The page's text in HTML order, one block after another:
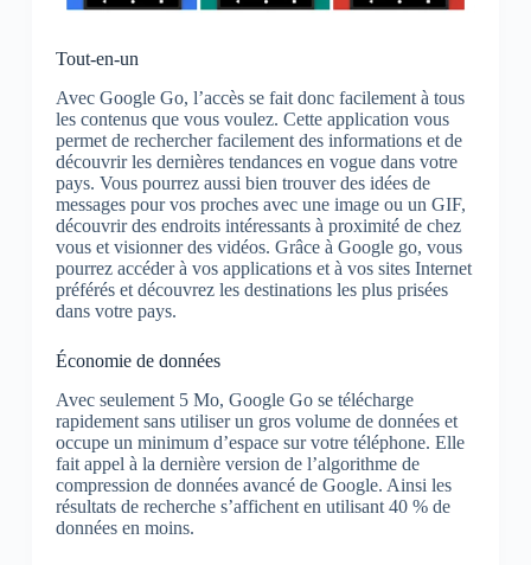
Tout-en-un
Avec Google Go, l’accès se fait donc facilement à tous
les contenus que vous voulez. Cette application vous
permet de rechercher facilement des informations et de
découvrir les dernières tendances en vogue dans votre
pays. Vous pourrez aussi bien trouver des idées de
messages pour vos proches avec une image ou un GIF,
découvrir des endroits intéressants à proximité de chez
vous et visionner des vidéos. Grâce à Google go, vous
pourrez accéder à vos applications et à vos sites Internet
préférés et découvrez les destinations les plus prisées
dans votre pays.
Économie de données
Avec seulement 5 Mo, Google Go se télécharge
rapidement sans utiliser un gros volume de données et
occupe un minimum d’espace sur votre téléphone. Elle
fait appel à la dernière version de l’algorithme de
compression de données avancé de Google. Ainsi les
résultats de recherche s’affichent en utilisant 40 % de
données en moins.